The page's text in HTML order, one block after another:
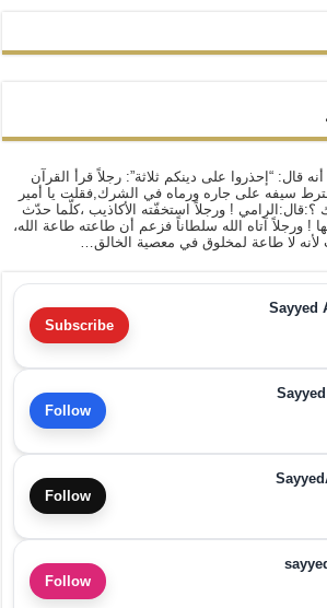
قال: “إحذروا على دينكم ثلاثة”: رجلاً قرأ القرآن
سيفه على جاره ورماه في الشرك,فقلت يا أمير
؟:قال:الرامي ! ورجلاً استخفّته الأكاذيب ،كلّما حدّث
! ورجلاً آتاه الله سلطاناً فزعم أن طاعته طاعة الله،
لا طاعة لمخلوق في معصية الخالق…
Sayyed
Subscribe
Follow
Follow
Follow